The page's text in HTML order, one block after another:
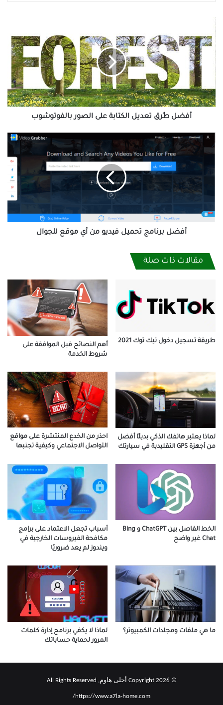
طُرق
تعديل
الكتابة
الصور
بالفوتوشوب
أفضل طُرق تعديل الكتابة على الصور بالفوتوشوب
أفضل
برنامج
فيديو
للجوال
أفضل برنامج تحميل فيديو من أي موقع للجوال
مقالات ذات صلة
طريقة تسجيل دخول تيك توك 2021
أهم النصائح قبل الموافقة على
شروط الخدمة
لماذا يعتبر هاتفك الذكي بديلًا أفضل
من أجهزة GPS التقليدية في سيارتك
احذر من الخدع المنتشرة على مواقع
التواصل الاجتماعي وكيفية تجنبها
الخط الفاصل بين ChatGPT و Bing
Chat غير واضح
أسباب تجعل الاعتماد على برامج
مكافحة الفيروسات الخارجية في
ويندوز لم يعد ضروريًا
ما هي ملفات ومجلدات الكمبيوتر؟
لماذا لا يكفي برنامج إدارة كلمات
المرور لحماية حساباتك
© Copyright 2026 أحلى هاوم, All Rights Reserved
https://www.a7la-home.com/